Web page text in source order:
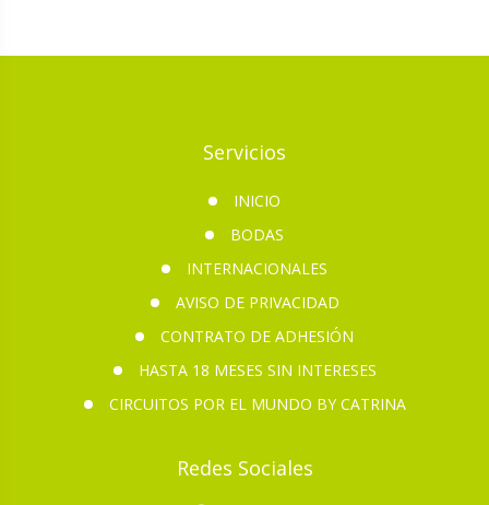
Servicios
INICIO
BODAS
INTERNACIONALES
AVISO DE PRIVACIDAD
CONTRATO DE ADHESIÓN
HASTA 18 MESES SIN INTERESES
CIRCUITOS POR EL MUNDO BY CATRINA
Redes Sociales